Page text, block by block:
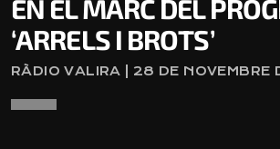
EN EL MARC DEL
‘ARRELS I BROTS’
RÀDIO VALIRA | 28 DE NOVEMBRE